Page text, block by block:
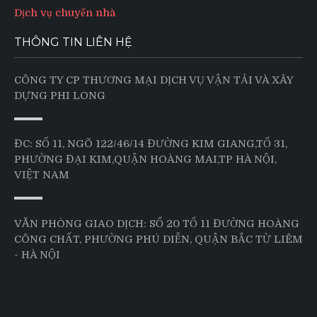
Dịch vụ chuyển nhà
THÔNG TIN LIÊN HỆ
CÔNG TY CP THƯƠNG MẠI DỊCH VỤ VẬN TẢI VÀ XÂY
DỰNG PHI LONG
ĐC: SỐ 11, NGÕ 122/46/14 ĐƯỜNG KIM GIANG,TỔ 31,
PHƯỜNG ĐẠI KIM,QUẬN HOÀNG MAI,TP HÀ NỘI,
VIỆT NAM
VĂN PHÒNG GIAO DỊCH: SỐ 20 TỔ 11 ĐƯỜNG HOÀNG
CÔNG CHẤT, PHƯỜNG PHÚ DIỄN, QUẬN BẮC TỪ LIÊM
- HÀ NỘI